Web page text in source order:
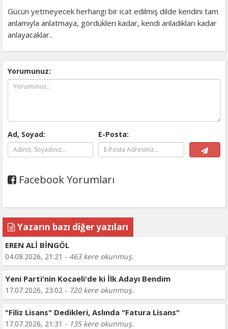
Gücün yetmeyecek herhangi bir icat edilmiş dilde kendini tam
anlamıyla anlatmaya, gördükleri kadar, kendi anladıkları kadar
anlayacaklar..
Yorumunuz:
Ad, Soyad: E-Posta:
Facebook Yorumları
Yazarın bazı diğer yazıları
EREN ALİ BİNGÖL
04.08.2026, 21:21 - 463 kere okunmuş.
Yeni Parti'nin Kocaeli'de ki İlk Adayı Bendim
17.07.2026, 23:02 - 720 kere okunmuş.
"Filiz Lisans" Dedikleri, Aslında "Fatura Lisans"
17.07.2026, 21:31 - 135 kere okunmuş.